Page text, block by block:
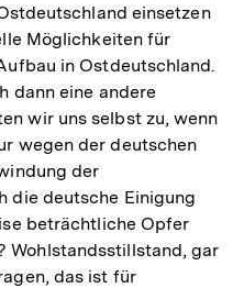
einsetzen
Möglichkeiten für
in Ostdeutschland.
dann eine andere
wir uns selbst zu, wenn
wegen der deutschen
der
die deutsche Einigung
beträchtliche Opfer
Wohlstandsstillstand, gar
das ist für